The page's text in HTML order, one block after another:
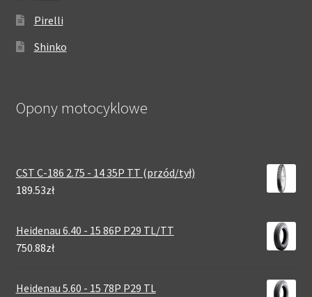
Pirelli
Shinko
Opony motocyklowe
CST C-186 2.75 - 14 35P TT (przód/tył)
189.53zł
Heidenau 6.40 - 15 86P P29 TL/TT
750.88zł
Heidenau 5.60 - 15 78P P29 TL